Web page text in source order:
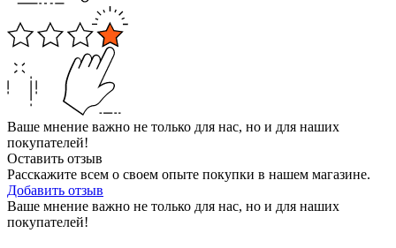
Ваше мнение важно не только для нас, но и для наших
покупателей!
Оставить отзыв
Расскажите всем о своем опыте покупки в нашем магазине.
Добавить отзыв
Ваше мнение важно не только для нас, но и для наших
покупателей!